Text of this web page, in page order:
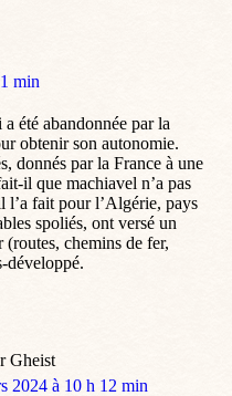
min
été abandonnée par la
obtenir son autonomie.
donnés par la France à une
il que machiavel n’a pas
l’a fait pour l’Algérie, pays
spoliés, ont versé un
chemins de fer,
développé.
Gheist
2024 à 10 h 12 min